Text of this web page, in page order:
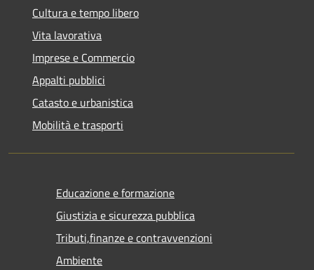
Cultura e tempo libero
Vita lavorativa
Imprese e Commercio
Appalti pubblici
Catasto e urbanistica
Mobilità e trasporti
Educazione e formazione
Giustizia e sicurezza pubblica
Tributi,finanze e contravvenzioni
Ambiente